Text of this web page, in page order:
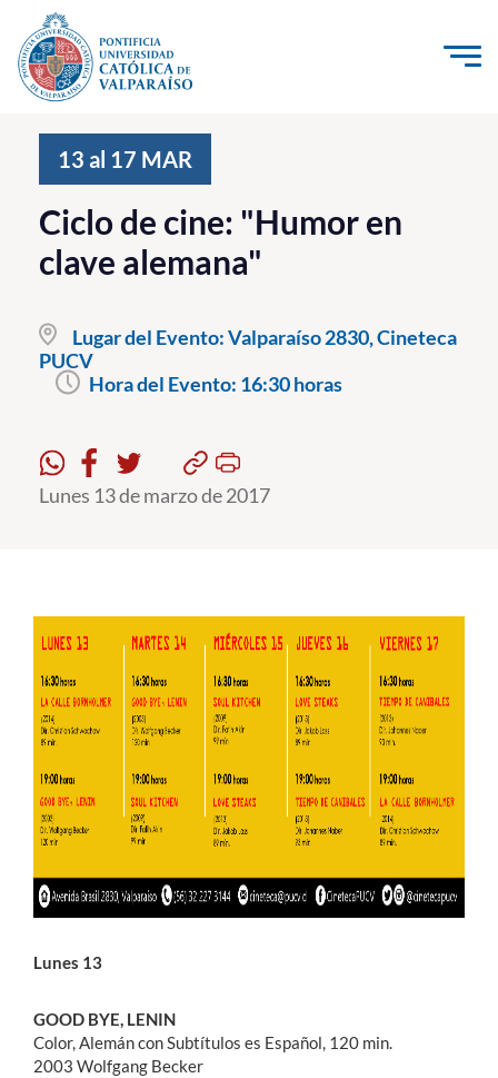
Click acá para ir directamente al contenido
La Universidad
Investigación, Creación e Innovación
PUCV Internacional
Vinculación con el Medio
Admisión
Pregrado
Formación Continua
Funcionarios
Alumni
English
13 al 17 MAR
Ciclo de cine: "Humor en
clave alemana"
Lugar del Evento:Valparaíso 2830, Cineteca
PUCV
Hora del Evento: 16:30 horas
Lunes 13 de marzo de 2017
Lunes 13
GOOD BYE, LENIN
Color, Alemán con Subtítulos es Español, 120 min.
2003 Wolfgang Becker